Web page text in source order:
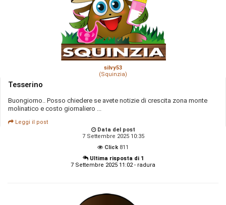
silvy53
(Squinzia)
Tesserino
Buongiorno.. Posso chiedere se avete notizie di crescita zona monte
molinatico e costo giornaliero ...
Leggi il post
Data del post
7 Settembre 2025 10:35
Click 811
Ultima risposta di 1
7 Settembre 2025 11:02 - radura